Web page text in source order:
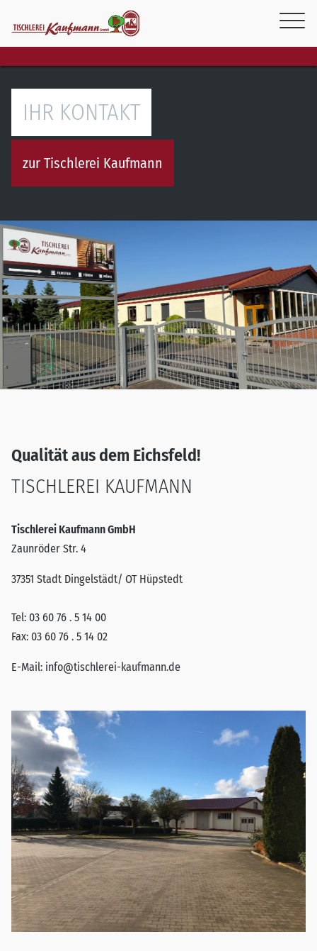
IHR KONTAKT
zur Tischlerei Kaufmann
Qualität aus dem Eichsfeld!
TISCHLEREI KAUFMANN
Tischlerei Kaufmann GmbH
Zaunröder Str. 4
37351 Stadt Dingelstädt/ OT Hüpstedt
Tel: 03 60 76 . 5 14 00
Fax: 03 60 76 . 5 14 02
E-Mail: info@tischlerei-kaufmann.de